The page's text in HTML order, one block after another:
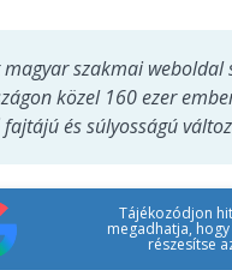
szakmai weboldal
közel 160 ezer
és súlyosságú
Tájékozódjon
megadhatja,
részesítse